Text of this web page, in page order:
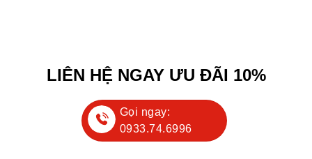
LIÊN HỆ NGAY ƯU ĐÃI 10%
Gọi ngay:
0933.74.6996